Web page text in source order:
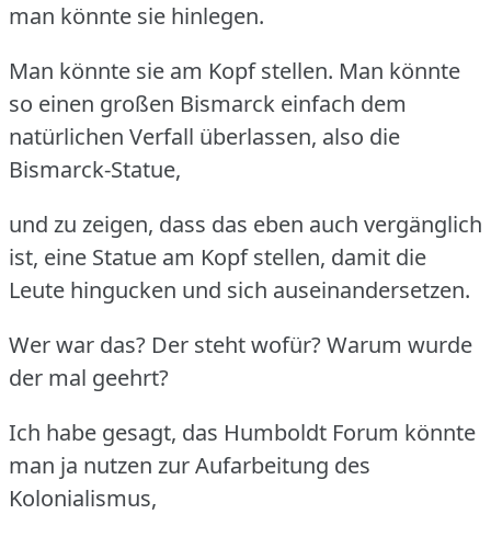
man könnte sie hinlegen.
Man könnte sie am Kopf stellen. Man könnte
so einen großen Bismarck einfach dem
natürlichen Verfall überlassen, also die
Bismarck-Statue,
und zu zeigen, dass das eben auch vergänglich
ist, eine Statue am Kopf stellen, damit die
Leute hingucken und sich auseinandersetzen.
Wer war das? Der steht wofür?Warum wurde
der mal geehrt?
Ich habe gesagt, das Humboldt Forum könnte
man ja nutzen zur Aufarbeitung des
Kolonialismus,